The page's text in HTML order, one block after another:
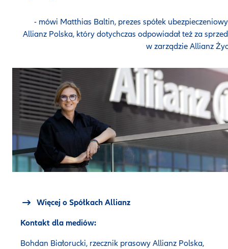
- mówi Matthias Baltin, prezes spółek
Allianz Polska, który dotychczas odpowiadał też za
w zarządzie Allianz
Więcej o Spółkach Allianz
Kontakt dla mediów:
Bohdan Białorucki, rzecznik prasowy Allianz Polska,